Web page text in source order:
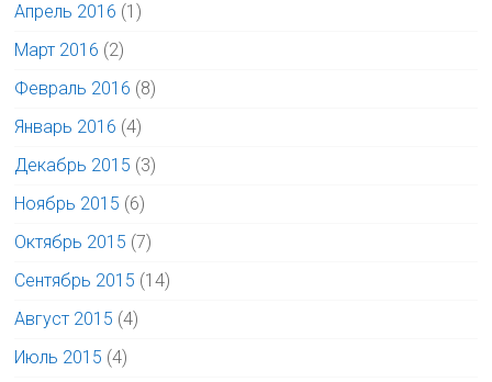
Апрель 2016 (1)
Март 2016 (2)
Февраль 2016 (8)
Январь 2016 (4)
Декабрь 2015 (3)
Ноябрь 2015 (6)
Октябрь 2015 (7)
Сентябрь 2015 (14)
Август 2015 (4)
Июль 2015 (4)